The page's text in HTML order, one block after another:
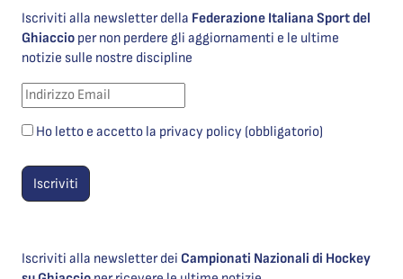
Iscriviti alla newsletter della Federazione Italiana Sport del
Ghiaccio per non perdere gli aggiornamenti e le ultime
notizie sulle nostre discipline
Ho letto e accetto la privacy policy (obbligatorio)
Iscriviti alla newsletter dei Campionati Nazionali di Hockey